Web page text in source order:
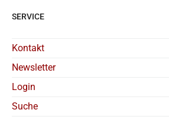
SERVICE
Kontakt
Newsletter
Login
Suche